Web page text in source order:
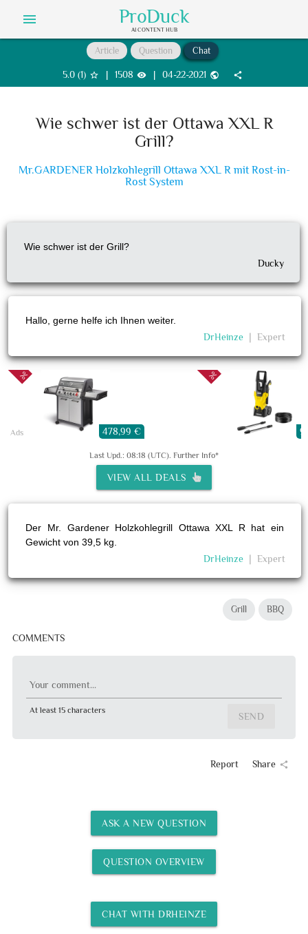
menu ProDuck
AI CONTENT HUB
Article Question Chat
5.0(1) star_border | 1508 visibility | 04-22-2021 public share
Wie schwer ist der Ottawa XXL R
Grill?
Mr.GARDENER Holzkohlegrill Ottawa XXL R mit Rost-in-
Rost System
Wie schwer ist der Grill?
Ducky
Hallo, gerne helfe ich Ihnen weiter.
DrHeinze
Expert
478,99 €
Ads
Last Upd.: 08:18 (UTC). Further Info*
VIEW ALL DEALS
Der Mr. Gardener Holzkohlegrill Ottawa XXL R hat ein
Gewicht von 39,5 kg.
DrHeinze
Expert
Grill BBQ
COMMENTS
Your comment...
At least 15 characters
SEND
Report Share share
ASK A NEW QUESTION
QUESTION OVERVIEW
CHAT WITH DRHEINZE